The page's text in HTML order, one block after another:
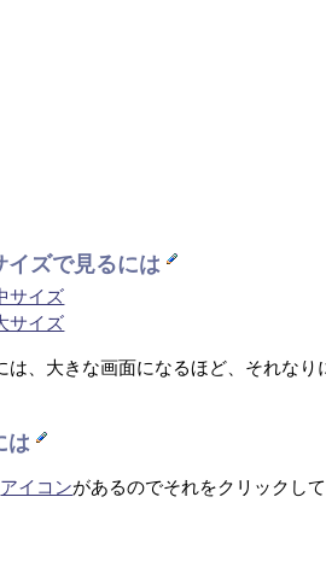
イズで見るには
サイズ
サイズ
、大きな画面になるほど、それな
は
アイコンがあるのでそれをクリックし